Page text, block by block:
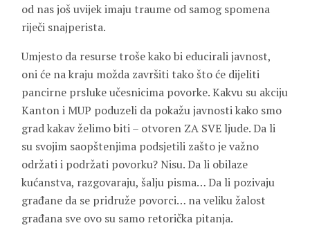
od nas još uvijek imaju traume od samog spomena
riječi snajperista.
Umjesto da resurse troše kako bi educirali javnost,
oni će na kraju možda završiti tako što će dijeliti
pancirne prsluke učesnicima povorke. Kakvu su akciju
Kanton i MUP poduzeli da pokažu javnosti kako smo
grad kakav želimo biti – otvoren ZA SVE ljude. Da li
su svojim saopštenjima podsjetili zašto je važno
održati i podržati povorku? Nisu. Da li obilaze
kućanstva, razgovaraju, šalju pisma… Da li pozivaju
građane da se pridruže povorci… na veliku žalost
građana sve ovo su samo retorička pitanja.